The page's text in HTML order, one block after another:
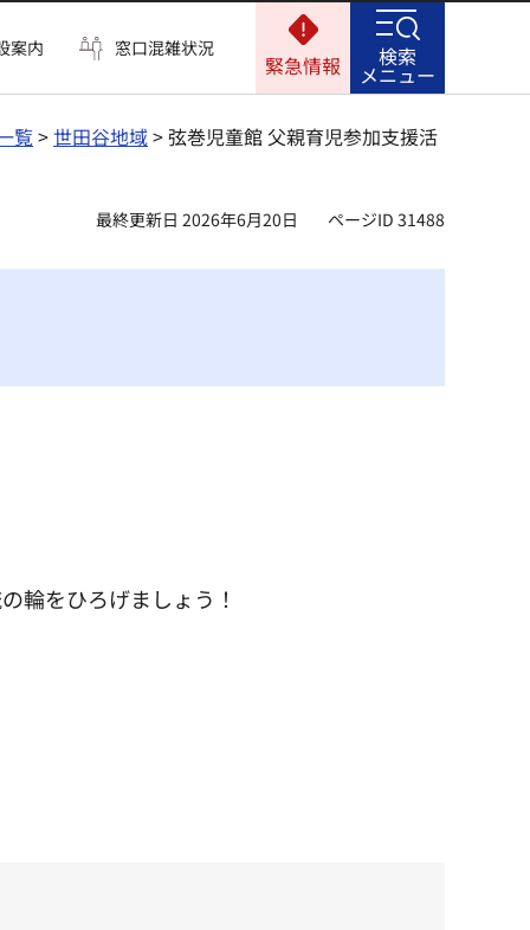
案内 窓口混雑状況
緊急情報 検索
メニュー
覧>世田谷地域> 弦巻児童館 父親育児参加支援活
最終更新日 2026年6月20日 ページID 31488
輪をひろげましょう！